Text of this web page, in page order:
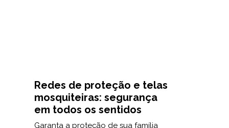
Redes de proteção e telas
mosquiteiras: segurança
em todos os sentidos
Garanta a proteção de sua família